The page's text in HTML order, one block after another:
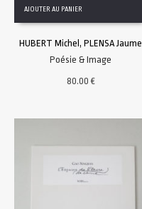
AJOUTER AU PANIER
HUBERT Michel, PLENSA Jaume
Poésie & Image
80.00€